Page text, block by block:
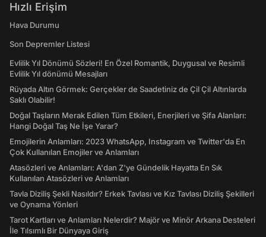
Hızlı Erişim
Hava Durumu
Son Depremler Listesi
Evlilik Yıl Dönümü Sözleri! En Özel Romantik, Duygusal ve Resimli
Evlilik Yıl dönümü Mesajları
Rüyada Altın Görmek: Gerçekler de Saadetiniz de Çil Çil Altınlarda
Saklı Olabilir!
Doğal Taşların Merak Edilen Tüm Etkileri, Enerjileri ve Şifa Alanları:
Hangi Doğal Taş Ne İşe Yarar?
Emojilerin Anlamları: 2023 WhatsApp, Instagram ve Twitter'da En
Çok Kullanılan Emojiler ve Anlamları
Atasözleri ve Anlamları: A'dan Z'ye Gündelik Hayatta En Sık
Kullanılan Atasözleri ve Anlamları
Tavla Diziliş Şekli Nasıldır? Erkek Tavlası ve Kız Tavlası Diziliş Şekilleri
ve Oynama Yönleri
Tarot Kartları ve Anlamları Nelerdir? Majör ve Minör Arkana Desteleri
İle Tılsımlı Bir Dünyaya Giriş